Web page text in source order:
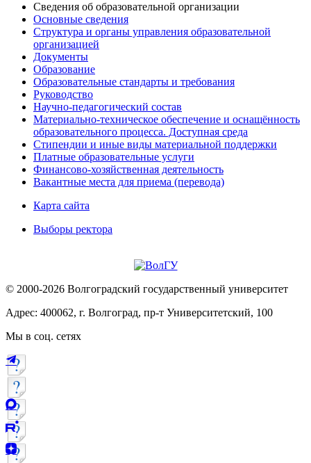
Сведения об образовательной организации
Основные сведения
Структура и органы управления образовательной
организацией
Документы
Образование
Образовательные стандарты и требования
Руководство
Научно-педагогический состав
Материально-техническое обеспечение и оснащённость
образовательного процесса. Доступная среда
Стипендии и иные виды материальной поддержки
Платные образовательные услуги
Финансово-хозяйственная деятельность
Вакантные места для приема (перевода)
Карта сайта
Выборы ректора
© 2000-2026 Волгоградский государственный университет
Адрес: 400062, г. Волгоград, пр-т Университетский, 100
Мы в соц. сетях